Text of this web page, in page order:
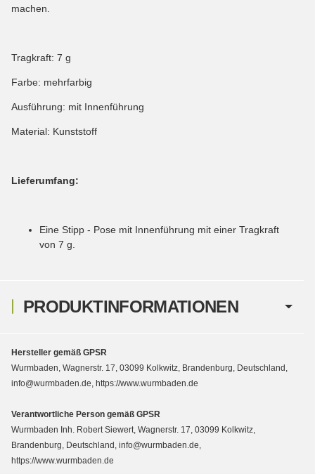
PRODUKTINFORMATIONEN
machen.
Tragkraft: 7 g
Farbe: mehrfarbig
Ausführung: mit Innenführung
Material: Kunststoff
Lieferumfang:
Eine Stipp - Pose mit Innenführung mit einer Tragkraft
von 7 g.
Hersteller gemäß GPSR
Wurmbaden, Wagnerstr. 17, 03099 Kolkwitz, Brandenburg, Deutschland,
info@wurmbaden.de, https://www.wurmbaden.de
Verantwortliche Person gemäß GPSR
Wurmbaden Inh. Robert Siewert, Wagnerstr. 17, 03099 Kolkwitz,
Brandenburg, Deutschland, info@wurmbaden.de,
https://www.wurmbaden.de